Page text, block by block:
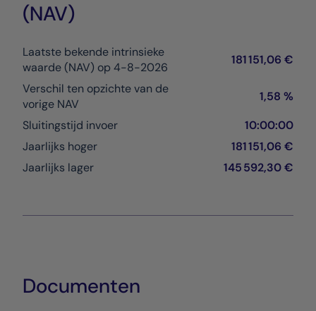
(NAV)
Laatste bekende intrinsieke
waarde (NAV) op 4-8-2026
181 151,06 €
Verschil ten opzichte van de
vorige NAV
1,58 %
Sluitingstijd invoer
10:00:00
Jaarlijks hoger
181 151,06 €
Jaarlijks lager
145 592,30 €
Documenten